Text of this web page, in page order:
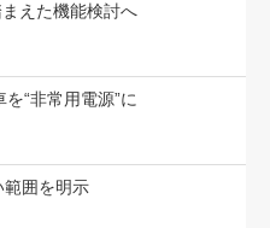
えた機能検討へ
“非常用電源”に
囲を明示